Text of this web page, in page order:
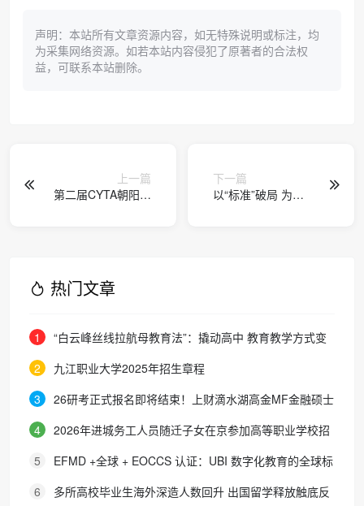
声明：本站所有文章资源内容，如无特殊说明或标注，均
为采集网络资源。如若本站内容侵犯了原著者的合法权
益，可联系本站删除。
上一篇
第二届CYTA朝阳网
下一篇
以“标准”破局 为传
热门文章
1
“白云峰丝线拉航母教育法”：撬动高中 教育教学方式变
化的必要途径
2
九江职业大学2025年招生章程
3
26研考正式报名即将结束！上财滴水湖高金MF金融硕士
最全报考攻略来了
4
2026年进城务工人员随迁子女在京参加高等职业学校招
生考试报名通知
5
EFMD +全球 + EOCCS 认证：UBI 数字化教育的全球标
杆
6
多所高校毕业生海外深造人数回升 出国留学释放触底反